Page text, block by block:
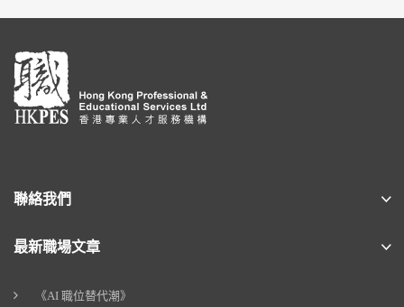
聯絡我們
最新職場文章
《AI 職位替代潮》